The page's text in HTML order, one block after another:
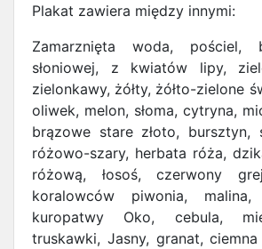
Plakat zawiera między innymi:
Zamarznięta woda, pościel,
słoniowej, z kwiatów lipy,
zielonkawy, żółty, żółto-zielone
oliwek, melon, słoma, cytryna,
brązowe stare złoto, bursztyn,
różowo-szary, herbata róża,
różową, łosoś, czerwony
koralowców piwonia, malina,
kuropatwy Oko, cebula,
truskawki, Jasny, granat,